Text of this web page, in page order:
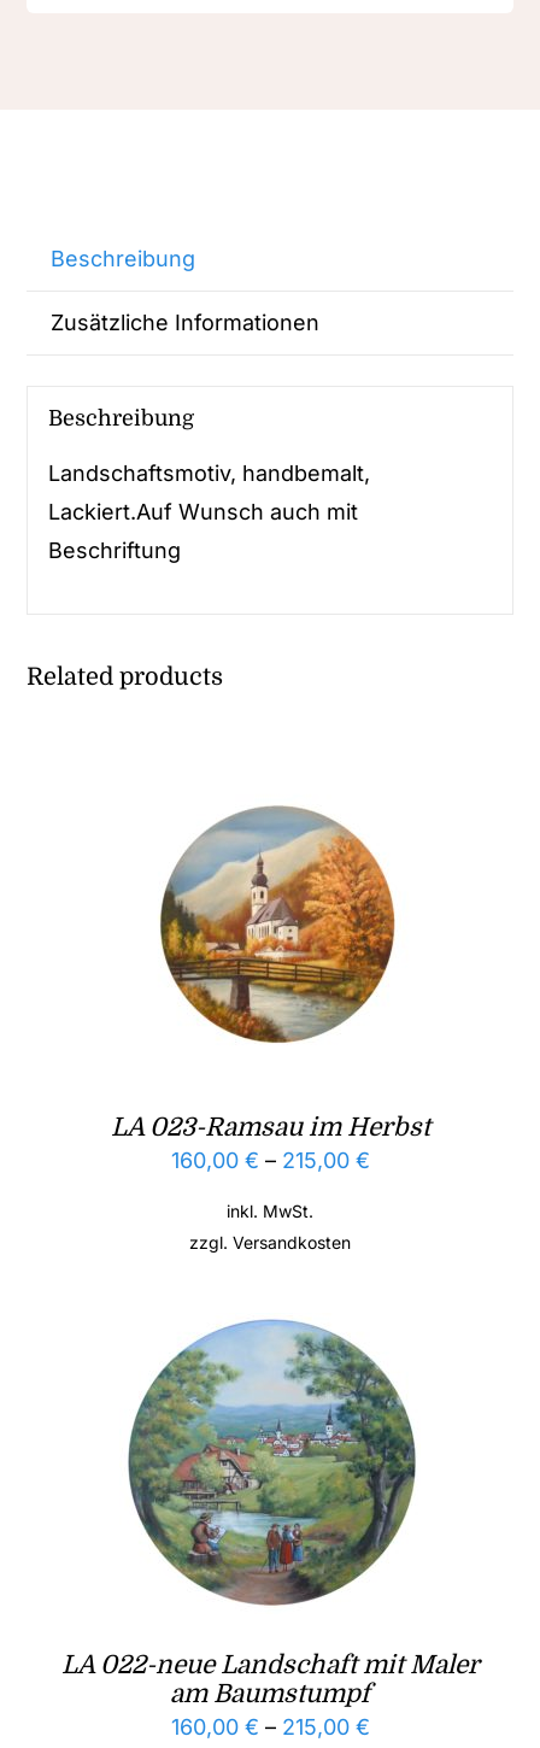
Beschreibung
Zusätzliche Informationen
Beschreibung
Landschaftsmotiv, handbemalt,
Lackiert.Auf Wunsch auch mit
Beschriftung
Related products
LA 023-Ramsau im Herbst
160,00 € – 215,00 €
inkl. MwSt.
zzgl. Versandkosten
LA 022-neue Landschaft mit Maler
am Baumstumpf
160,00 € – 215,00 €